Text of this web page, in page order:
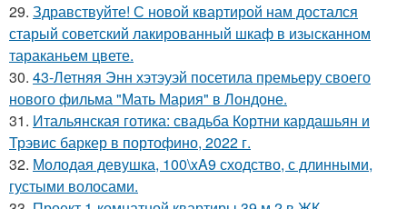
29. Здравствуйте! С новой квартирой нам достался
старый советский лакированный шкаф в изысканном
тараканьем цвете.
30. 43-Летняя Энн хэтэуэй посетила премьеру своего
нового фильма "Мать Мария" в Лондоне.
31. Итальянская готика: свадьба Кортни кардашьян и
Трэвис баркер в портофино, 2022 г.
32. Молодая девушка, 100\xA9 сходство, с длинными,
густыми волосами.